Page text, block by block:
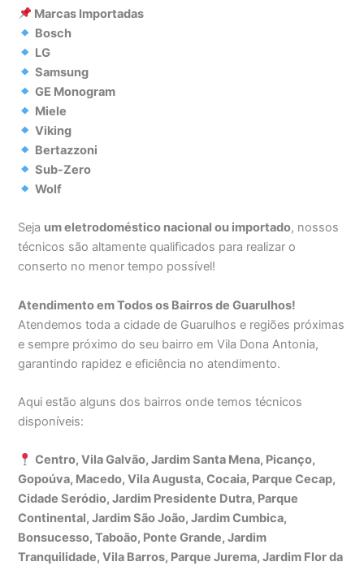
Marcas Importadas
Bosch
LG
Samsung
GE Monogram
Miele
Viking
Bertazzoni
Sub-Zero
Wolf
Seja um eletrodoméstico nacional ou importado, nossos
técnicos são altamente qualificados para realizar o
conserto no menor tempo possível!
Atendimento em Todos os Bairros de Guarulhos!
Atendemos toda a cidade de Guarulhos e regiões próximas
e sempre próximo do seu bairro em Vila Dona Antonia,
garantindo rapidez e eficiência no atendimento.
Aqui estão alguns dos bairros onde temos técnicos
disponíveis:
Centro, Vila Galvão, Jardim Santa Mena, Picanço,
Gopoúva, Macedo, Vila Augusta, Cocaia, Parque Cecap,
Cidade Seródio, Jardim Presidente Dutra, Parque
Continental, Jardim São João, Jardim Cumbica,
Bonsucesso, Taboão, Ponte Grande, Jardim
Tranquilidade, Vila Barros, Parque Jurema, Jardim Flor da